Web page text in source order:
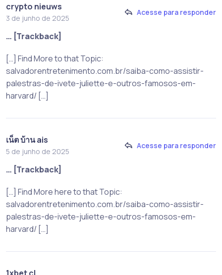
crypto nieuws
3 de junho de 2025
Acesse para responder
… [Trackback]
[…] Find More to that Topic:
salvadorentretenimento.com.br/saiba-como-assistir-
palestras-de-ivete-juliette-e-outros-famosos-em-
harvard/ […]
เน็ต บ้าน ais
5 de junho de 2025
Acesse para responder
… [Trackback]
[…] Find More here to that Topic:
salvadorentretenimento.com.br/saiba-como-assistir-
palestras-de-ivete-juliette-e-outros-famosos-em-
harvard/ […]